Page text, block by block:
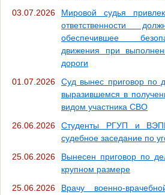
03.07.2026
Мировой судья
ответственности
обеспечившее
движения при
дороги
01.07.2026
Суд вынес приговор по
выразившемся в
видом участника СВО
26.06.2026
Студенты РГУП и
судебное заседание по
25.06.2026
Вынесен приговор по
крупном размере
25.06.2026
Врачу военно-